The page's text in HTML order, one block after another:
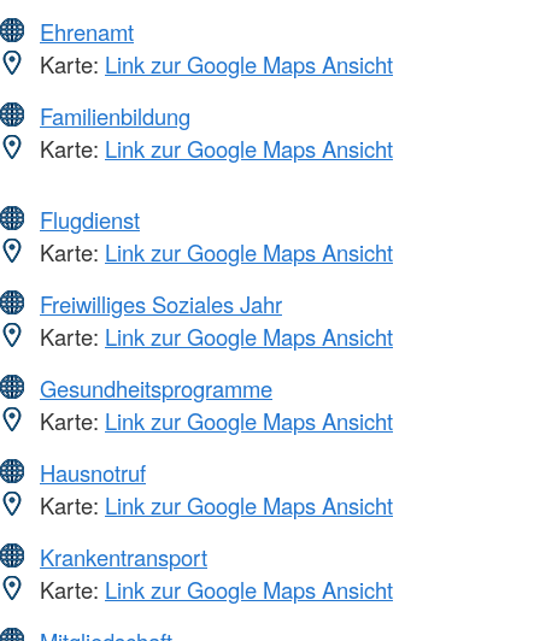
Ehrenamt
Karte: Link zur Google Maps Ansicht
Familienbildung
Karte: Link zur Google Maps Ansicht
Flugdienst
Karte: Link zur Google Maps Ansicht
Freiwilliges Soziales Jahr
Karte: Link zur Google Maps Ansicht
Gesundheitsprogramme
Karte: Link zur Google Maps Ansicht
Hausnotruf
Karte: Link zur Google Maps Ansicht
Krankentransport
Karte: Link zur Google Maps Ansicht